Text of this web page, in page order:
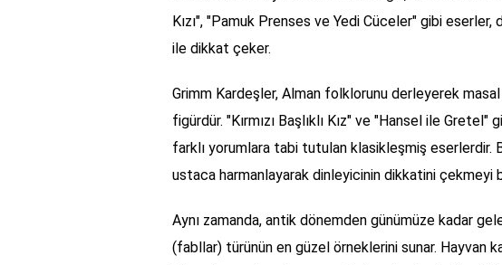
Kızı", "Pamuk Prenses ve Yedi Cüceler" gibi
ile dikkat çeker.
Grimm Kardeşler, Alman folklorunu derleyerek
figürdür. "Kırmızı Başlıklı Kız" ve "Hansel ile
farklı yorumlara tabi tutulan klasikleşmiş eserlerdir.
ustaca harmanlayarak dinleyicinin dikkatini çekmeyi
Aynı zamanda, antik dönemden günümüze kadar
(fabllar) türünün en güzel örneklerini sunar. Hayvan